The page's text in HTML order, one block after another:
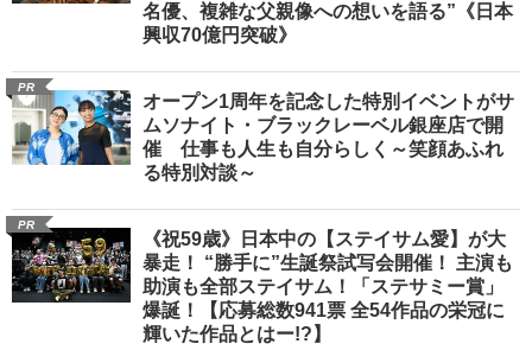
名優、複雑な父親像への想いを語る”《日本
興収70億円突破》
PR
オープン1周年を記念した特別イベントがサ
ムソナイト・ブラックレーベル銀座店で開
催 仕事も人生も自分らしく～笑顔あふれ
る特別対談～
PR
《祝59歳》日本中の【ステイサム愛】が大
暴走！ “勝手に”生誕祭試写会開催！ 主演も
助演も全部ステイサム！「ステサミー賞」
爆誕！【応募総数941票 全54作品の栄冠に
輝いた作品とはー!?】